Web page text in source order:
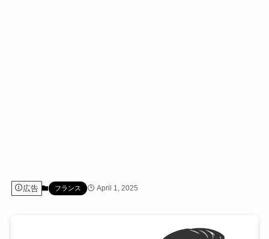
広告 フランス April 1, 2025